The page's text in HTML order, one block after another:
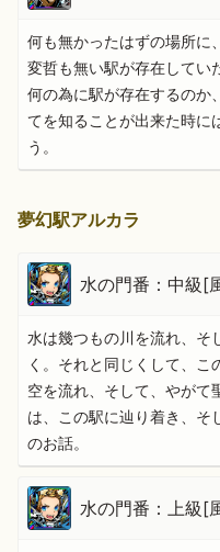
何も無かったはずの場所に
変哲も無い駅が存在してい
何の為に駅が存在するのか
てを知ることが出来た時に
う。
夢幻駅アルカラ
水の門番：中級[
水は幾つもの川を流れ、そ
く。それと同じくして、
空を流れ、そして、やがて
は、この駅に辿り着き、そ
のお話。
水の門番：上級[